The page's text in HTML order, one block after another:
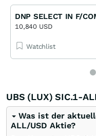
DNP SELECT IN F/
10,840 USD
Watchlist
UBS (LUX) SIC.1-
Was ist der
ALL/USD Aktie?